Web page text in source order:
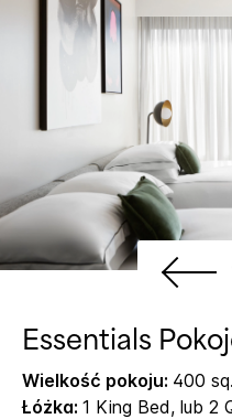
Essentials
Wielkość pokoju: 400
Łóżka: 1 King Bed, lub 2